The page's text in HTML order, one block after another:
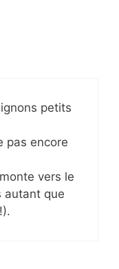
petits
pas encore
vers le
autant que